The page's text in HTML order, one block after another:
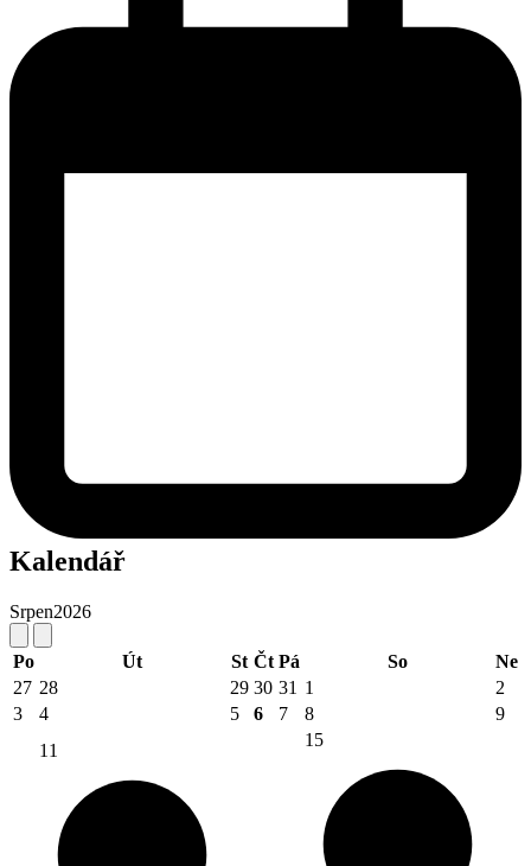
Kalendář
Srpen2026
Po Út St Čt Pá So
Ne
27 28 29 30 31 1
2
3
4 5 6 7 8
9
11
15